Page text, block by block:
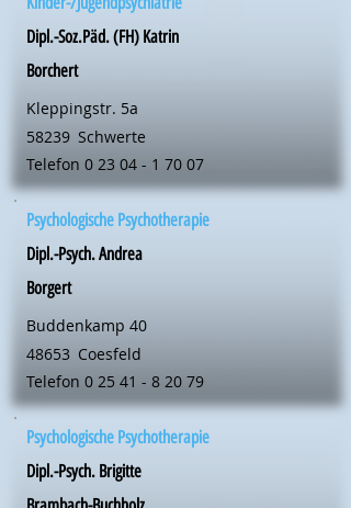
Dipl.-Soz.Päd. (FH) Katrin
Borchert
Kleppingstr. 5a
58239 Schwerte
Telefon 0 23 04 - 1 70 07
Psychologische Psychotherapie
Dipl.-Psych. Andrea
Borgert
Buddenkamp 40
48653 Coesfeld
Telefon 0 25 41 - 8 20 79
Psychologische Psychotherapie
Dipl.-Psych. Brigitte